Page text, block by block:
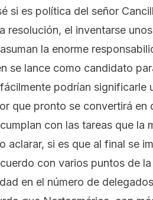
si es política del señor
resolución, el inventarse
la enorme
se lance como candidato
podrían significarle
que pronto se convertirá en
con las tareas que la
aclarar, si es que al final se
con varios puntos de
en el número de